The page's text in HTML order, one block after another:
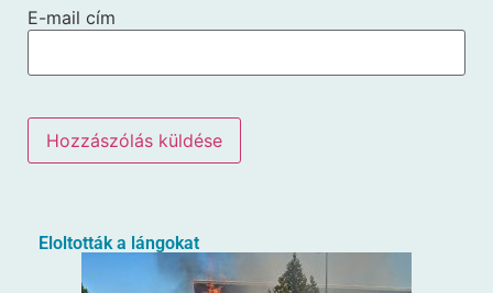
E-mail cím
Eloltották a lángokat